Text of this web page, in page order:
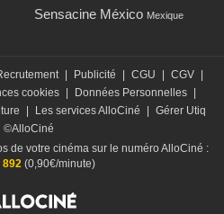
Sensacine México Mexique
Publicité CGU CGV
cookies Données Personnelles
Les services AlloCiné
Gérer Utiq
©AlloCiné
de votre cinéma sur le numéro AlloCiné :
892(0,90€/minute)